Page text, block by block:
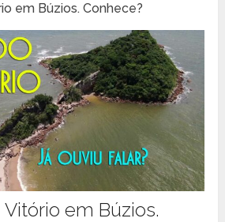
em Búzios. Conhece?
em Búzios.